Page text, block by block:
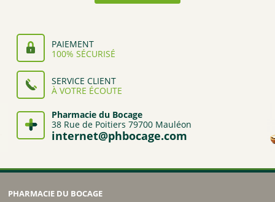
PAIEMENT
100% SÉCURISÉ
SERVICE CLIENT
À VOTRE ÉCOUTE
Pharmacie du Bocage
38 Rue de Poitiers 79700 Mauléon
internet@phbocage.com
PHARMACIE DU BOCAGE